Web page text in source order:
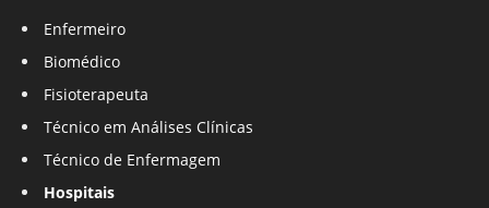
Enfermeiro
Biomédico
Fisioterapeuta
Técnico em Análises Clínicas
Técnico de Enfermagem
Hospitais